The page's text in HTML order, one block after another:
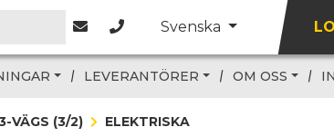
Svenska
LEVERANTÖRER OM OSS
VÄGS (3/2) ELEKTRISKA